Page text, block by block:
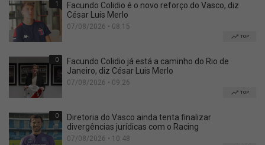
1
Facundo Colidio é o novo reforço do Vasco, diz
César Luis Merlo
07/08/2026 • 08:15
TOP
0
Facundo Colidio já está a caminho do Rio de
Janeiro, diz César Luis Merlo
07/08/2026 • 09:26
TOP
0
Diretoria do Vasco ainda tenta finalizar
divergências jurídicas com o Racing
07/08/2026 • 10:48